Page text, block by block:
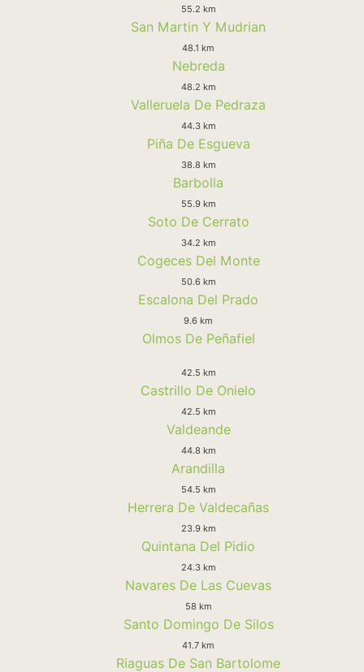
55.2 km
San Martin Y Mudrian
48.1 km
Nebreda
48.2 km
Valleruela De Pedraza
44.3 km
Piña De Esgueva
38.8 km
Barbolla
55.9 km
Soto De Cerrato
34.2 km
Cogeces Del Monte
50.6 km
Escalona Del Prado
9.6 km
Olmos De Peñafiel
42.5 km
Castrillo De Onielo
42.5 km
Valdeande
44.8 km
Arandilla
54.5 km
Herrera De Valdecañas
23.9 km
Quintana Del Pidio
24.3 km
Navares De Las Cuevas
58 km
Santo Domingo De Silos
41.7 km
Riaguas De San Bartolome